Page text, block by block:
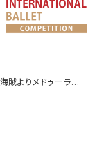
よりメドゥーラのV